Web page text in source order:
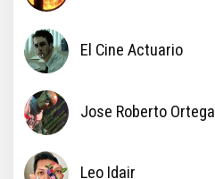
El Cine Actuario
Jose Roberto Ortega
Leo Idair